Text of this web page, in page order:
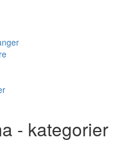
- kategorier